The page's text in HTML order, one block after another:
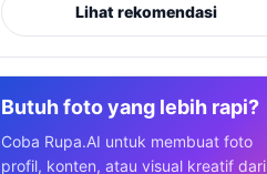
Lihat rekomendasi
Butuh foto yang lebih rapi?
Coba Rupa.AI untuk membuat foto
profil, konten, atau visual kreatif dari